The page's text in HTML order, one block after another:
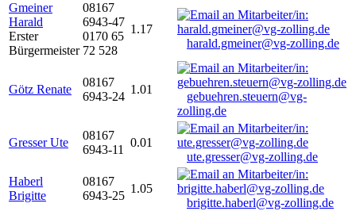
Gmeiner
Harald
Erster
Bürgermeister
08167
6943-47
0170 65
72 528
1.17
harald.gmeiner@vg-zolling.de
Götz Renate
08167
6943-24
1.01
gebuehren.steuern@vg-
zolling.de
Gresser Ute
08167
6943-11
0.01
ute.gresser@vg-zolling.de
Haberl
Brigitte
08167
6943-25
1.05
brigitte.haberl@vg-zolling.de